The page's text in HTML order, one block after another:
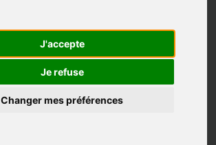
J'accepte
Je refuse
Changer mes préférences